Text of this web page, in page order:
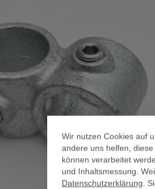
Wir nutzen Cookies auf
andere uns helfen,
können verarbeitet
und Inhaltsmessung.
Datenschutzerklärung.